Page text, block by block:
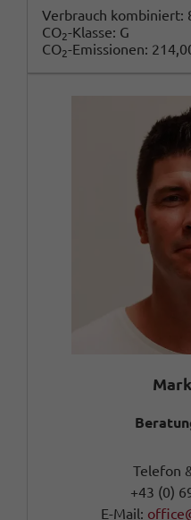
Verbrauch kombiniert:
CO2-Klasse: G
CO2-Emissionen:
Telefon
+43 (0)
E-Mail: